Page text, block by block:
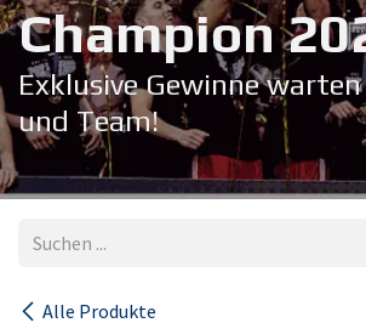
Champion
Exklusive Gewinne
und Team!
Alle Produkte